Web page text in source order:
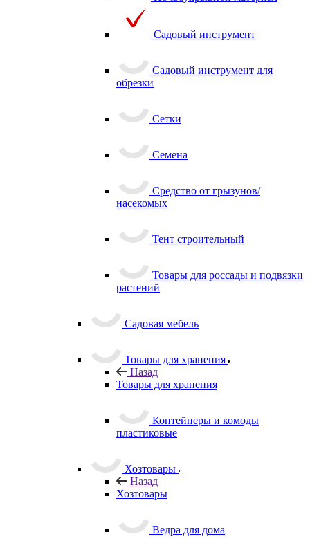
Садовый инструмент
Садовый инструмент для
обрезки
Сетки
Семена
Средство от грызунов/
насекомых
Тент строительный
Товары для россады и подвязки
растений
Садовая мебель
Товары для хранения
Назад
Товары для хранения
Контейнеры и комоды
пластиковые
Хозтовары
Назад
Хозтовары
Ведра для дома